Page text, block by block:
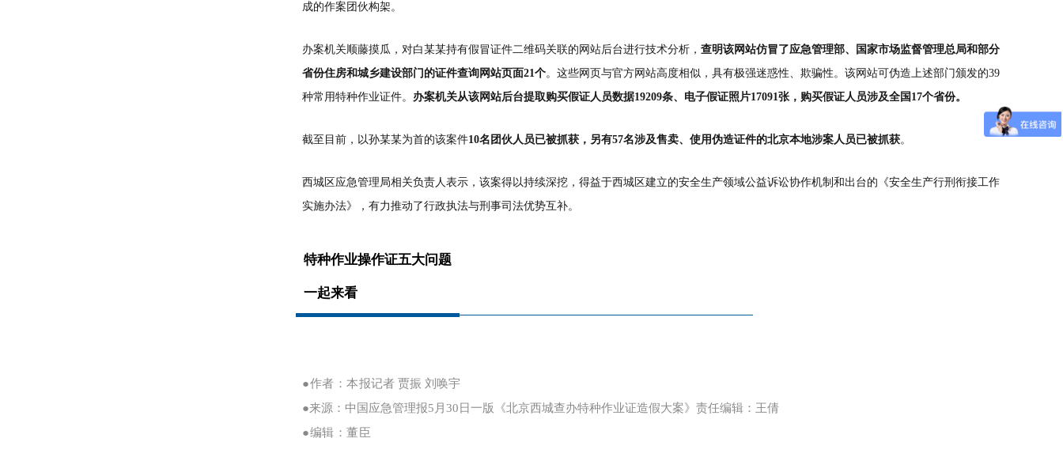
成的作案团伙构架。
办案机关顺藤摸瓜，对白某某持有假冒证件二维码关联的网站后台进行技术分析， 查明该网站仿冒了应急管理部、国家市场监督管理总局和部分
省份住房和城乡建设部门的证件查询网站页面21个。这些网页与官方网站高度相似，具有极强迷惑性、欺骗性。该网站可伪造上述部门颁发的39
种常用特种作业证件。 办案机关从该网站后台提取购买假证人员数据19209条、电子假证照片17091张，购买假证人员涉及全国17个省份。
截至目前，以孙某某为首的该案件10名团伙人员已被抓获，另有57名涉及售卖、使用伪造证件的北京本地涉案人员已被抓获。
西城区应急管理局相关负责人表示，该案得以持续深挖，得益于西城区建立的安全生产领域公益诉讼协作机制和出台的《安全生产行刑衔接工作
实施办法》，有力推动了行政执法与刑事司法优势互补。
特种作业操作证五大问题
一起来看
●作者：本报记者 贾振 刘唤宇
●来源：中国应急管理报5月30日一版《北京西城查办特种作业证造假大案》责任编辑：王倩
●编辑：董臣